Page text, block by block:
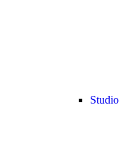
Studio